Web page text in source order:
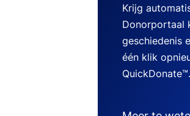
Krijg
Donorportaal
geschiedenis
één klik
QuickDonate™.